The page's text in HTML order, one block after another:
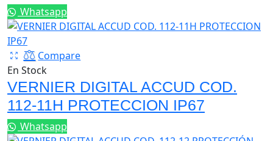
Whatsapp
Compare
En Stock
VERNIER DIGITAL ACCUD COD.
112-11H PROTECCION IP67
Whatsapp